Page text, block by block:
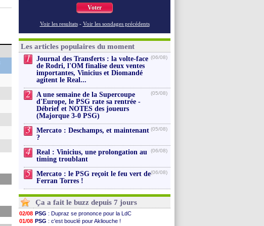
Voter
Voir les resultats - Voir les sondages précédents
Les articles populaires du moment
1
Journal des Transferts : la volte-face
de Rodri, l'OM finalise deux ventes
importantes, Vinicius et Diomandé
agitent le Real...
(06/08)
2
A une semaine de la Supercoupe
d'Europe, le PSG rate sa rentrée -
Débrief et NOTES des joueurs
(Majorque 3-0 PSG)
(05/08)
3
Mercato : Deschamps, et maintenant
?
(05/08)
4
Real : Vinicius, une prolongation au
timing troublant
(06/08)
5
Mercato : le PSG reçoit le feu vert de
Ferran Torres !
(06/08)
Ça a fait le buzz depuis 7 jours
02/08 PSG : Dupraz se prononce pour la LdC
01/08 PSG : c'est bouclé pour Akliouche !